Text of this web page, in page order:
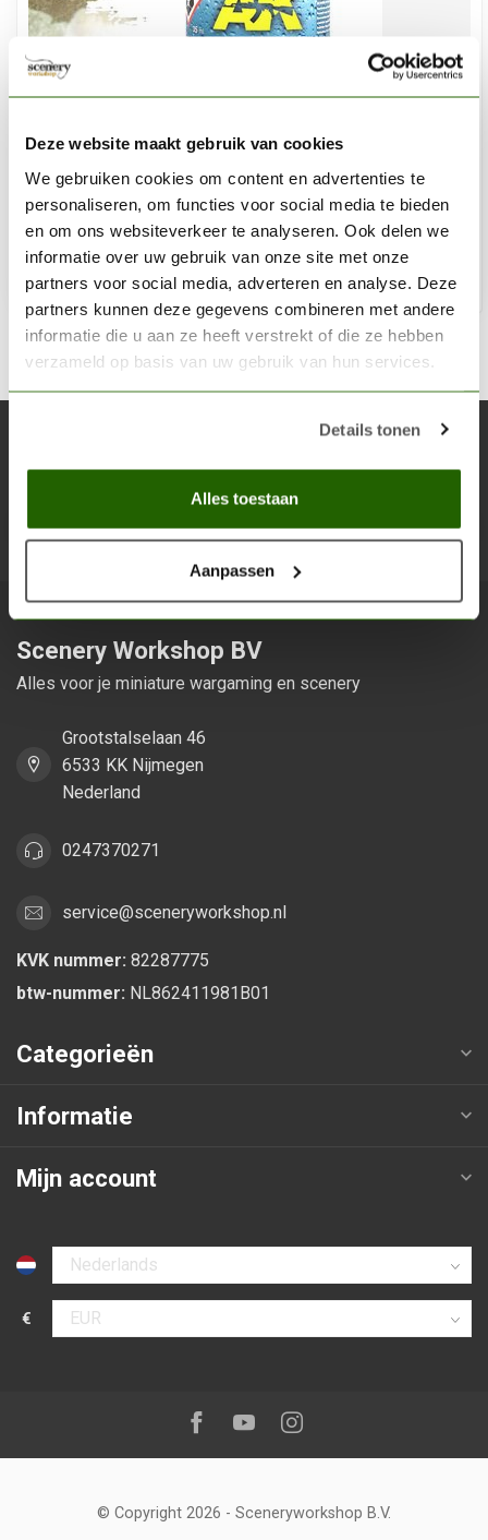
Deze website maakt gebruik van cookies
We gebruiken cookies om content en advertenties te
personaliseren, om functies voor social media te bieden
en om ons websiteverkeer te analyseren. Ook delen we
informatie over uw gebruik van onze site met onze
partners voor social media, adverteren en analyse. Deze
partners kunnen deze gegevens combineren met andere
informatie die u aan ze heeft verstrekt of die ze hebben
verzameld op basis van uw gebruik van hun services.
Details tonen
Alles toestaan
Aanpassen
Wet Effects Fluid - Nature Weathering - 35ml - AK079
€3,75
Op voorraad
Blijf op de hoogte over onze laatste acties
Scenery Workshop BV
Alles voor je miniature wargaming en scenery
Grootstalselaan 46
6533 KK Nijmegen
Nederland
0247370271
service@sceneryworkshop.nl
KVK nummer: 82287775
btw-nummer: NL862411981B01
Categorieën
Informatie
Mijn account
Selecteer taal
€
Selecteer valuta
Volg ons op:Facebook
YoutubeInstagram
© Copyright 2026 - Sceneryworkshop B.V.